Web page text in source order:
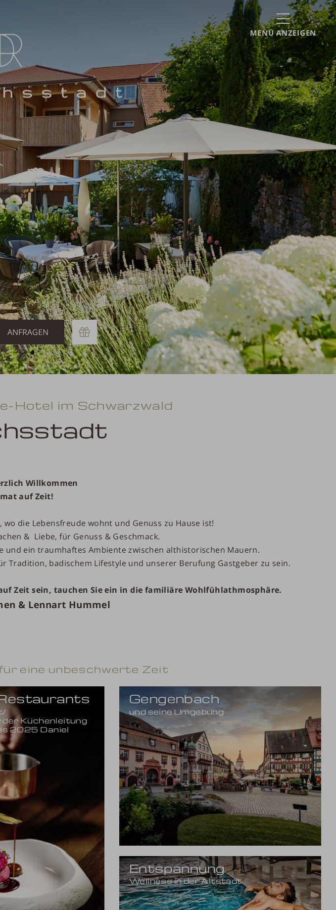
MENÜ ANZEIGEN
Hotel im Schwarzwald
Willkommen
auf Zeit!
die Lebensfreude wohnt und Genuss zu Hause ist!
& Liebe, für Genuss & Geschmack.
und ein traumhaftes Ambiente zwischen althistorischen Mauern.
badischem Lifestyle und unserer Berufung Gastgeber zu sein.
Zeit sein, tauchen Sie ein in die familiäre Wohlfühlathmosphäre.
& Lennart Hummel
eine unbeschwerte Zeit
Küchenleitung
2025 Daniel
Gengenbach
und seine Umgebung
Entspannung
Wellness in der Altstadt